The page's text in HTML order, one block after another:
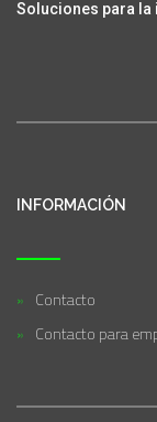
Soluciones para la
INFORMACIÓN
Contacto
Contacto para